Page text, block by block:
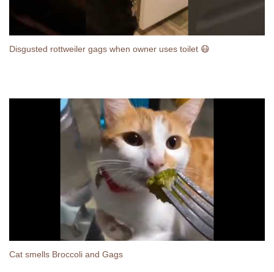
Disgusted rottweiler gags when owner uses toilet 😷
Cat smells Broccoli and Gags